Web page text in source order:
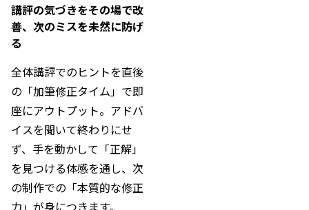
講評の気づきをその場で改
善、次のミスを未然に防げ
る
全体講評でのヒントを直後
の「加筆修正タイム」で即
座にアウトプット。アドバ
イスを聞いて終わりにせ
ず、手を動かして「正解」
を見つける体感を通し、次
の制作での「本質的な修正
力」が身につきます。